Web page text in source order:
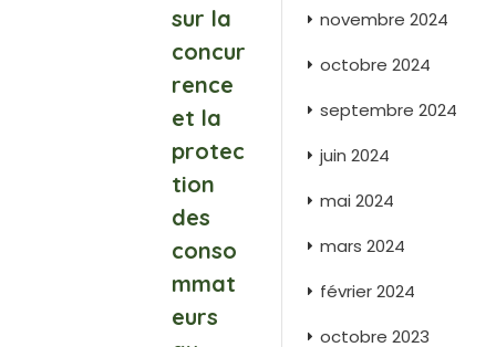
sur la
concur
rence
et la
protec
tion
des
conso
mmat
eurs
novembre 2024
octobre 2024
septembre 2024
juin 2024
mai 2024
mars 2024
février 2024
octobre 2023